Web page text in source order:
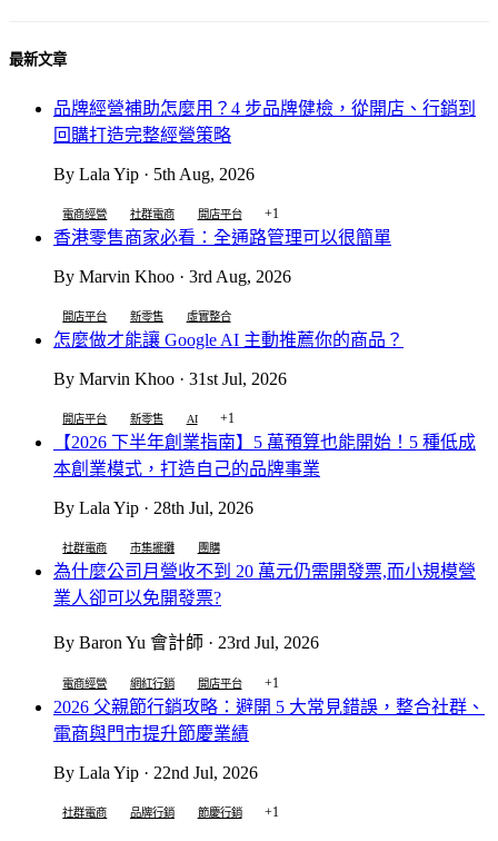
最新文章
品牌經營補助怎麼用？4 步品牌健檢，從開店、行銷到
回購打造完整經營策略
By Lala Yip · 5th Aug, 2026
電商經營 社群電商 開店平台 +1
香港零售商家必看：全通路管理可以很簡單
By Marvin Khoo · 3rd Aug, 2026
開店平台 新零售 虛實整合
怎麼做才能讓 Google AI 主動推薦你的商品？
By Marvin Khoo · 31st Jul, 2026
開店平台 新零售 AI +1
【2026 下半年創業指南】5 萬預算也能開始！5 種低成
本創業模式，打造自己的品牌事業
By Lala Yip · 28th Jul, 2026
社群電商 市集擺攤 團購
為什麼公司月營收不到 20 萬元仍需開發票,而小規模營
業人卻可以免開發票?
By Baron Yu 會計師 · 23rd Jul, 2026
電商經營 網紅行銷 開店平台 +1
2026 父親節行銷攻略：避開 5 大常見錯誤，整合社群、
電商與門市提升節慶業績
By Lala Yip · 22nd Jul, 2026
社群電商 品牌行銷 節慶行銷 +1